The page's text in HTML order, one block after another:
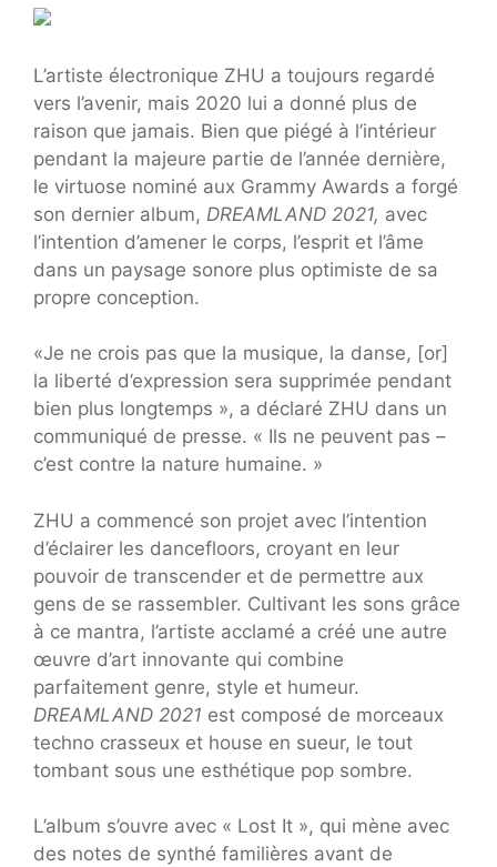
L’artiste électronique ZHU a toujours regardé
vers l’avenir, mais 2020 lui a donné plus de
raison que jamais. Bien que piégé à l’intérieur
pendant la majeure partie de l’année dernière,
le virtuose nominé aux Grammy Awards a forgé
son dernier album, DREAMLAND 2021, avec
l’intention d’amener le corps, l’esprit et l’âme
dans un paysage sonore plus optimiste de sa
propre conception.
«Je ne crois pas que la musique, la danse, [or]
la liberté d’expression sera supprimée pendant
bien plus longtemps », a déclaré ZHU dans un
communiqué de presse. « Ils ne peuvent pas –
c’est contre la nature humaine. »
ZHU a commencé son projet avec l’intention
d’éclairer les dancefloors, croyant en leur
pouvoir de transcender et de permettre aux
gens de se rassembler. Cultivant les sons grâce
à ce mantra, l’artiste acclamé a créé une autre
œuvre d’art innovante qui combine
parfaitement genre, style et humeur.
DREAMLAND 2021 est composé de morceaux
techno crasseux et house en sueur, le tout
tombant sous une esthétique pop sombre.
L’album s’ouvre avec « Lost It », qui mène avec
des notes de synthé familières avant de